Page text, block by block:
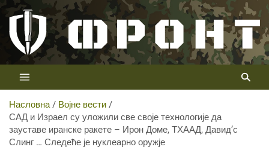
Скип
цонтент
Телевизија ФРОНТ
Први војни канал у Србији
Насловна
Војне вести
САД и Израел су уложили све своје технологије да
зауставе иранске ракете – Ирон Доме, ТХААД, Давид’с
Слинг … Следеће је нуклеарно оружје